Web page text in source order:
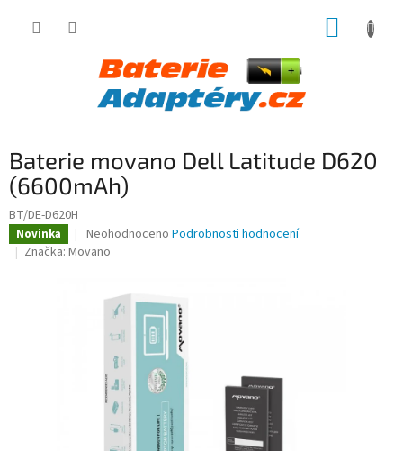
Baterie movano Dell Latitude D620
(6600mAh)
BT/DE-D620H
Novinka
Průměrné
hodnocení
hvězdiček.
Neohodnoceno Podrobnosti hodnocení
Značka: Movano